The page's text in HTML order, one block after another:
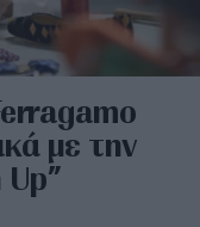
με την